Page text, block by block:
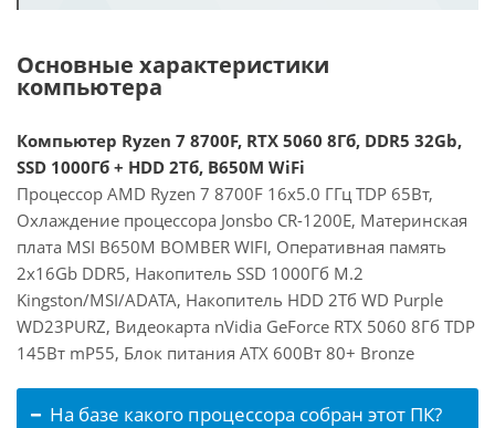
Основные характеристики
компьютера
Компьютер Ryzen 7 8700F, RTX 5060 8Гб, DDR5 32Gb,
SSD 1000Гб + HDD 2Тб, B650M WiFi
Процессор AMD Ryzen 7 8700F 16x5.0 ГГц TDP 65Вт,
Охлаждение процессора Jonsbo CR-1200E, Материнская
плата MSI B650M BOMBER WIFI, Оперативная память
2x16Gb DDR5, Накопитель SSD 1000Гб M.2
Kingston/MSI/ADATA, Накопитель HDD 2Тб WD Purple
WD23PURZ, Видеокарта nVidia GeForce RTX 5060 8Гб TDP
145Вт mP55, Блок питания ATX 600Вт 80+ Bronze
На базе какого процессора собран этот ПК?